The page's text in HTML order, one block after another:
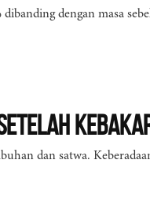
dengan masa
dan satwa.